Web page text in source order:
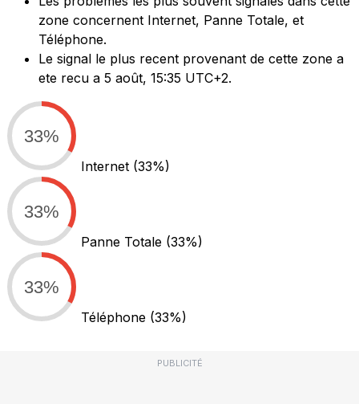
zone concernent Internet, Panne Totale, et
Téléphone.
Le signal le plus recent provenant de cette zone a
ete recu a 5 août, 15:35 UTC+2.
33%
Internet (33%)
33%
Panne Totale (33%)
33%
Téléphone (33%)
PUBLICITÉ